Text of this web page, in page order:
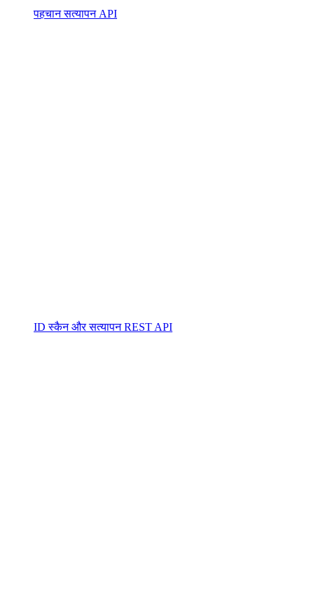
पहचान सत्यापन API
ID स्कैन और सत्यापन REST API